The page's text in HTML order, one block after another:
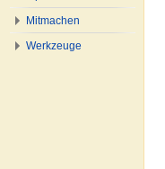
Mitmachen
Werkzeuge